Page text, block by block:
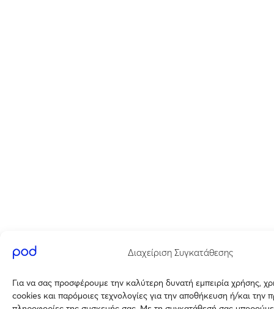
Διαχείριση Συγκατάθεσης
Για να σας προσφέρουμε την καλύτερη δυνατή εμπειρία χρήσης,
cookies και παρόμοιες τεχνολογίες για την αποθήκευση ή/και την